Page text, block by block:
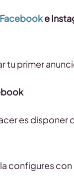
Facebooke
tu primer
es disponer
configures con